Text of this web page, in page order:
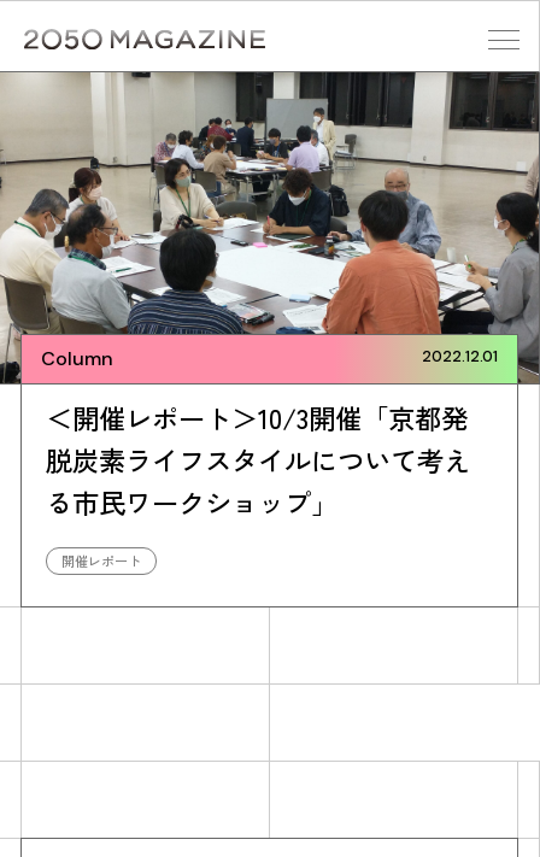
content
検索する
Column 2022.12.01
＜開催レポート＞10/3開催「京都発
脱炭素ライフスタイルについて考え
る市民ワークショップ」
開催レポート